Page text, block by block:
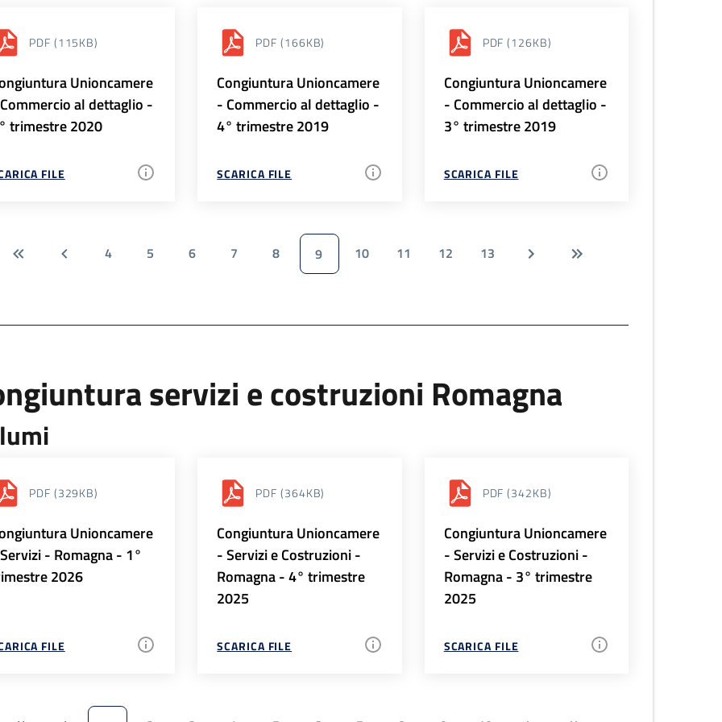
PDF (115KB)
Unioncamere
al dettaglio -
trimestre 2020
FILE
PDF (166KB)
Congiuntura Unioncamere
- Commercio al dettaglio -
4° trimestre 2019
SCARICA FILE
PDF (126KB)
Congiuntura Unioncamere
- Commercio al dettaglio -
3° trimestre 2019
SCARICA FILE
4 5 6 7 8 9 10 11 12 13
servizi e costruzioni Romagna
PDF (329KB)
Unioncamere
- Romagna - 1°
2026
FILE
PDF (364KB)
Congiuntura Unioncamere
- Servizi e Costruzioni -
Romagna - 4° trimestre
2025
SCARICA FILE
PDF (342KB)
Congiuntura Unioncamere
- Servizi e Costruzioni -
Romagna - 3° trimestre
2025
SCARICA FILE